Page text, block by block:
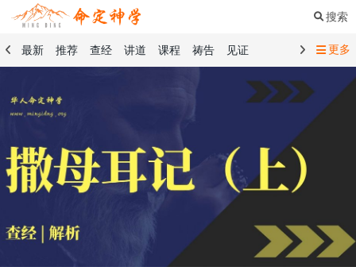
搜索
最新 推荐 查经 讲道 课程 祷告
见证
祷告精选
见证精选
马太福音
洗礼礼文
圣餐礼文 01 创世记
02 出埃及记
03 利未记
04 民数记 05 申命记
06 约书亚记
07 士师记
08 路得记
09 撒母耳记上
12 列王纪下
15 以斯拉记
17 以斯帖记
18 约伯记
更多